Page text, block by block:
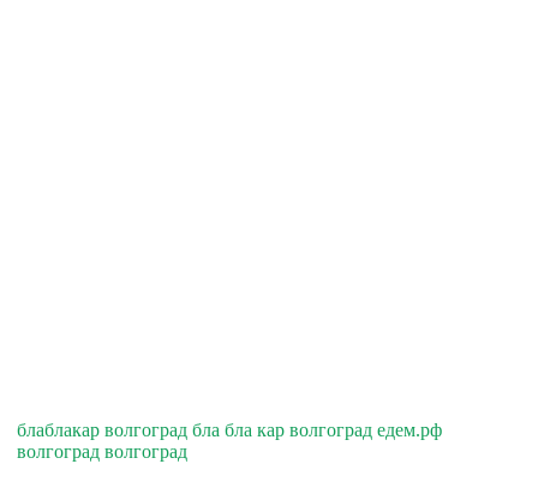
блаблакар волгоград бла бла кар волгоград едем.рф
волгоград волгоград